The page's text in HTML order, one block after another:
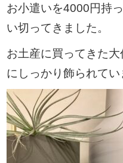
お小遣いを4000円持
い切ってきました。
お土産に買ってきた
にしっかり飾られてい